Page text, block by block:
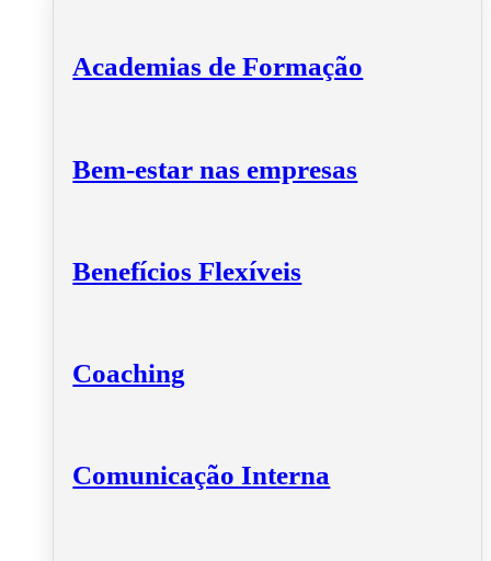
Academias de Formação
Bem-estar nas empresas
Benefícios Flexíveis
Coaching
Comunicação Interna